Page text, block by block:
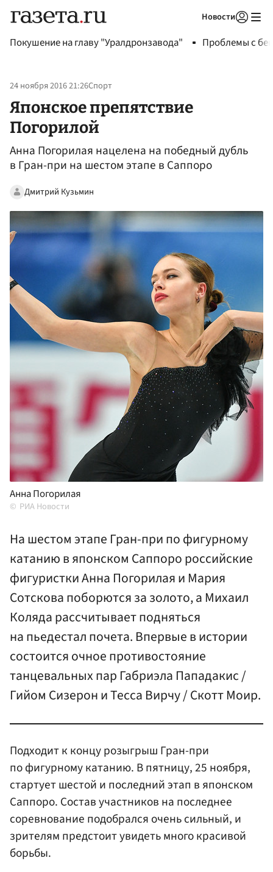
Новости
Покушение на главу "Уралдронзавода" Проблемы с
24 ноября 2016 21:26Спорт
Японское препятствие
Погорилой
Анна Погорилая нацелена на победный дубль
в Гран-при на шестом этапе в Саппоро
Дмитрий Кузьмин
Анна Погорилая
РИА Новости
На шестом этапе Гран-при по фигурному
катанию в японском Саппоро российские
фигуристки Анна Погорилая и Мария
Сотскова поборются за золото, а Михаил
Коляда рассчитывает подняться
на пьедестал почета. Впервые в истории
состоится очное противостояние
танцевальных пар Габриэла Пападакис /
Гийом Сизерон и Тесса Вирчу / Скотт Моир.
Подходит к концу розыгрыш Гран-при
по фигурному катанию. В пятницу, 25 ноября,
стартует шестой и последний этап в японском
Саппоро. Состав участников на последнее
соревнование подобрался очень сильный, и
зрителям предстоит увидеть много красивой
борьбы.